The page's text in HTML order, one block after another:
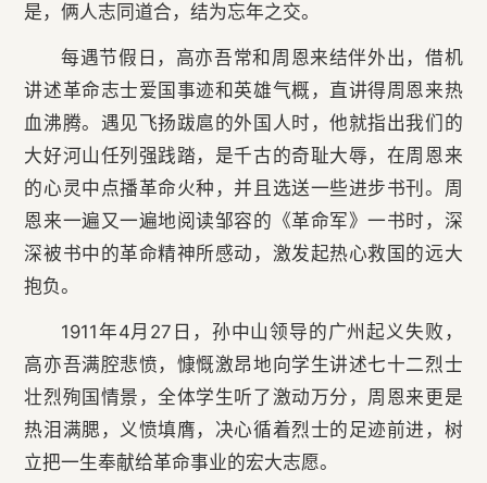
是，俩人志同道合，结为忘年之交。
每遇节假日，高亦吾常和周恩来结伴外出，借机
讲述革命志士爱国事迹和英雄气概，直讲得周恩来热
血沸腾。遇见飞扬跋扈的外国人时，他就指出我们的
大好河山任列强践踏，是千古的奇耻大辱，在周恩来
的心灵中点播革命火种，并且选送一些进步书刊。周
恩来一遍又一遍地阅读邹容的《革命军》一书时，深
深被书中的革命精神所感动，激发起热心救国的远大
抱负。
1911年4月27日，孙中山领导的广州起义失败，
高亦吾满腔悲愤，慷慨激昂地向学生讲述七十二烈士
壮烈殉国情景，全体学生听了激动万分，周恩来更是
热泪满腮，义愤填膺，决心循着烈士的足迹前进，树
立把一生奉献给革命事业的宏大志愿。